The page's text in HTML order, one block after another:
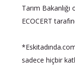
Tarım Bakanlığı
ECOCERT
sadece hiçbir